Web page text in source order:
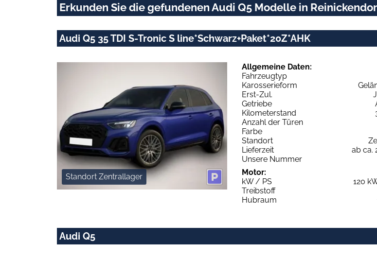
Erkunden Sie die gefundenen Audi Q5 Modelle in
Audi Q5 35 TDI S-Tronic S line*Schwarz+Paket*20Z*AHK
Standort Zentrallager
Allgemeine Daten:
Fahrzeugtyp
Karosserieform
Erst-Zul.
Getriebe
Kilometerstand
Anzahl der Türen
Farbe
Standort
Lieferzeit
ab ca.
Unsere Nummer
Motor:
kW / PS
120
Treibstoff
Hubraum
Audi Q5